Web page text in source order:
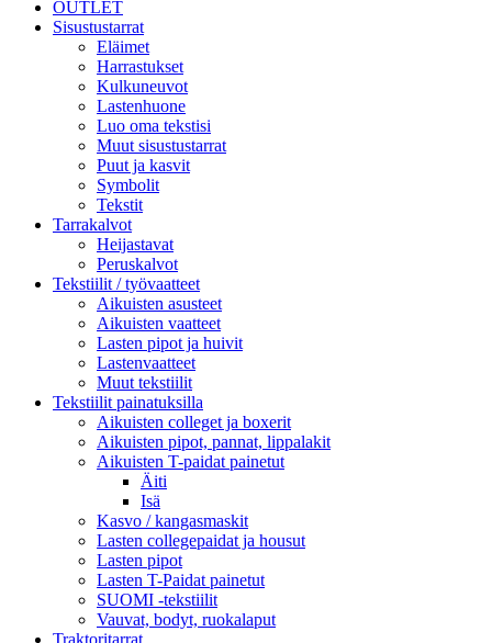
OUTLET
Sisustustarrat
Eläimet
Harrastukset
Kulkuneuvot
Lastenhuone
Luo oma tekstisi
Muut sisustustarrat
Puut ja kasvit
Symbolit
Tekstit
Tarrakalvot
Heijastavat
Peruskalvot
Tekstiilit / työvaatteet
Aikuisten asusteet
Aikuisten vaatteet
Lasten pipot ja huivit
Lastenvaatteet
Muut tekstiilit
Tekstiilit painatuksilla
Aikuisten colleget ja boxerit
Aikuisten pipot, pannat, lippalakit
Aikuisten T-paidat painetut
Äiti
Isä
Kasvo / kangasmaskit
Lasten collegepaidat ja housut
Lasten pipot
Lasten T-Paidat painetut
SUOMI -tekstiilit
Vauvat, bodyt, ruokalaput
Traktoritarrat